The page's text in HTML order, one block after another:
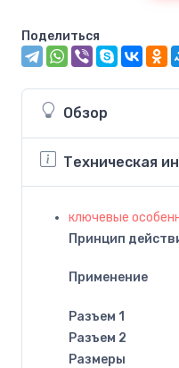
Поделиться
Обзор
Техническая
ключевые
Принцип
Применение
Разъем 1
Разъем 2
Размеры